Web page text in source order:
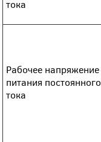
тока
Рабочее напряжение
питания постоянного
тока